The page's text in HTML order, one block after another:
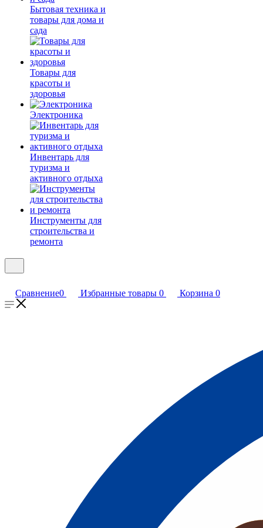
Бытовая техника и
товары для дома и
сада
Товары для
красоты и
здоровья
Электроника
Инвентарь для
туризма и
активного отдыха
Инструменты для
строительства и
ремонта
Сравнение0 Избранные товары 0 Корзина 0